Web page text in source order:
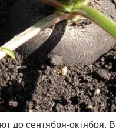
до сентября-октября.